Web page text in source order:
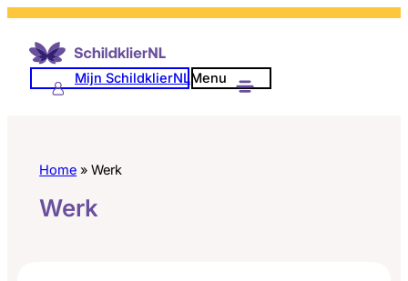
naar
Mijn SchildklierNLMenu
Home »Werk
Werk